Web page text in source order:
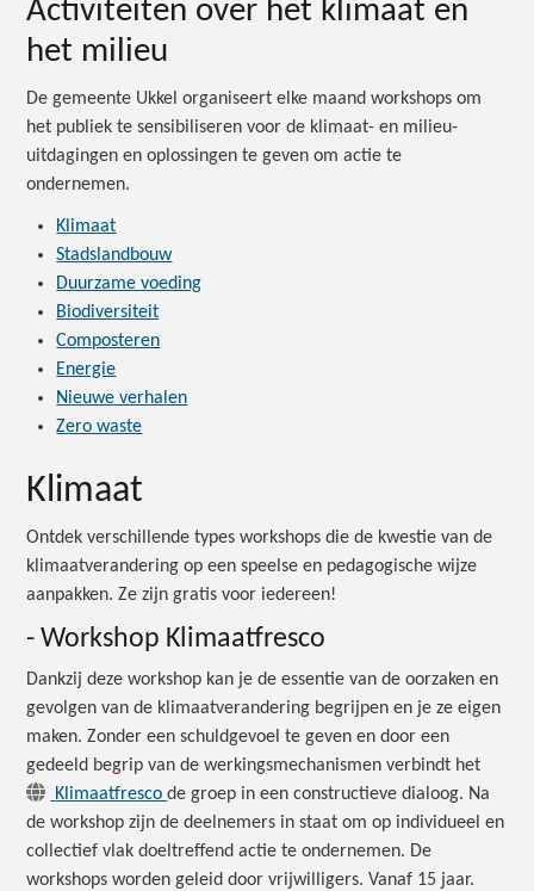
Activiteiten over het klimaat en
het milieu
De gemeente Ukkel organiseert elke maand workshops om
het publiek te sensibiliseren voor de klimaat- en milieu-
uitdagingen en oplossingen te geven om actie te
ondernemen.
Klimaat
Stadslandbouw
Duurzame voeding
Biodiversiteit
Composteren
Energie
Nieuwe verhalen
Zero waste
Klimaat
Ontdek verschillende types workshops die de kwestie van de
klimaatverandering op een speelse en pedagogische wijze
aanpakken. Ze zijn gratis voor iedereen!
- Workshop Klimaatfresco
Dankzij deze workshop kan je de essentie van de oorzaken en
gevolgen van de klimaatverandering begrijpen en je ze eigen
maken. Zonder een schuldgevoel te geven en door een
gedeeld begrip van de werkingsmechanismen verbindt het
Klimaatfrescode groep in een constructieve dialoog. Na
de workshop zijn de deelnemers in staat om op individueel en
collectief vlak doeltreffend actie te ondernemen. De
workshops worden geleid door vrijwilligers. Vanaf 15 jaar.